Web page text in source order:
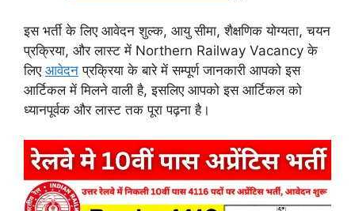
इस भर्ती के लिए आवेदन शुल्क, आयु सीमा, शैक्षणिक योग्यता, चयन
प्रक्रिया, और लास्ट में Northern Railway Vacancy के
लिए आवेदन प्रक्रिया के बारे में सम्पूर्ण जानकारी आपको इस
आर्टिकल में मिलने वाली है, इसलिए आपको इस आर्टिकल को
ध्यानपूर्वक और लास्ट तक पूरा पढ़ना है।